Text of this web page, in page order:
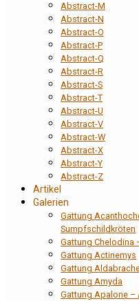
Abstract-M
Abstract-N
Abstract-O
Abstract-P
Abstract-Q
Abstract-R
Abstract-S
Abstract-T
Abstract-U
Abstract-V
Abstract-W
Abstract-X
Abstract-Y
Abstract-Z
Artikel
Galerien
Gattung
Sumpfschildkröten
Gattung Chelodina
Gattung Actinemys
Gattung
Gattung Amyda
Gattung Apalone –